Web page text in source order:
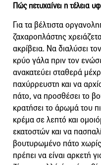
Πώς πετυχαίνει η τέλεια
Για τα βέλτιστα
ζαχαροπλάστης
ακρίβεια. Να διαλύσει
κρύο γάλα πριν τον
ανακατεύει σταθερά
παχύρρευστη και να
πάτο, να προσθέσει το
κρατήσει το άρωμά του
κρέμα σε λεπτό και
εκατοστών και να
βουτυρωμένο πάτο
πρέπει να είναι αρκετή